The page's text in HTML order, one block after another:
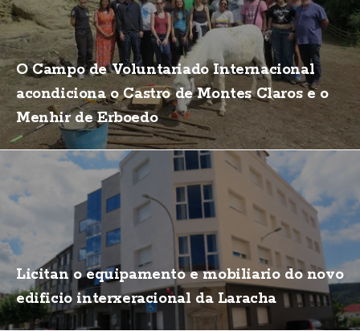
O Campo de Voluntariado Internacional
acondiciona o Castro de Montes Claros e o
Menhir de Erboedo
Licitan o equipamento e mobiliario do novo
edificio interxeracional da Laracha